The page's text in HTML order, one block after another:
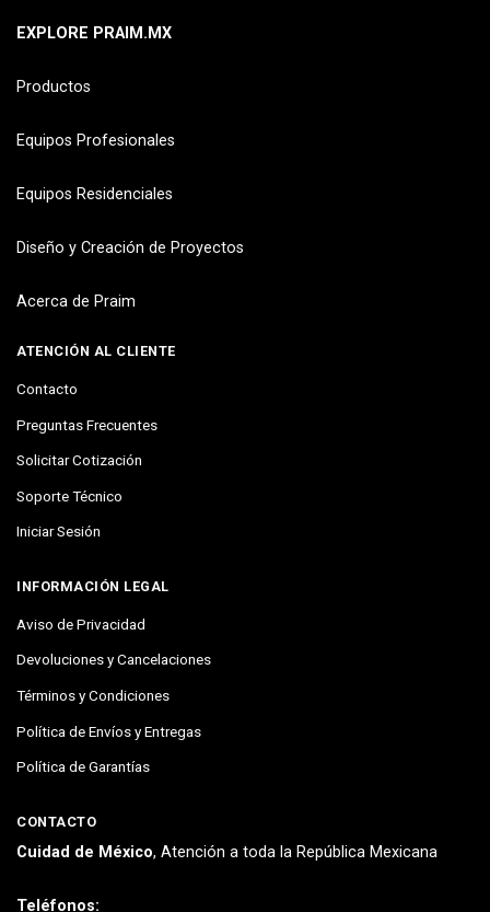
EXPLORE PRAIM.MX
Productos
Equipos Profesionales
Equipos Residenciales
Diseño y Creación de Proyectos
Acerca de Praim
ATENCIÓN AL CLIENTE
Contacto
Preguntas Frecuentes
Solicitar Cotización
Soporte Técnico
Iniciar Sesión
INFORMACIÓN LEGAL
Aviso de Privacidad
Devoluciones y Cancelaciones
Términos y Condiciones
Política de Envíos y Entregas
Política de Garantías
CONTACTO
Cuidad de México, Atención a toda la República Mexicana
Teléfonos: